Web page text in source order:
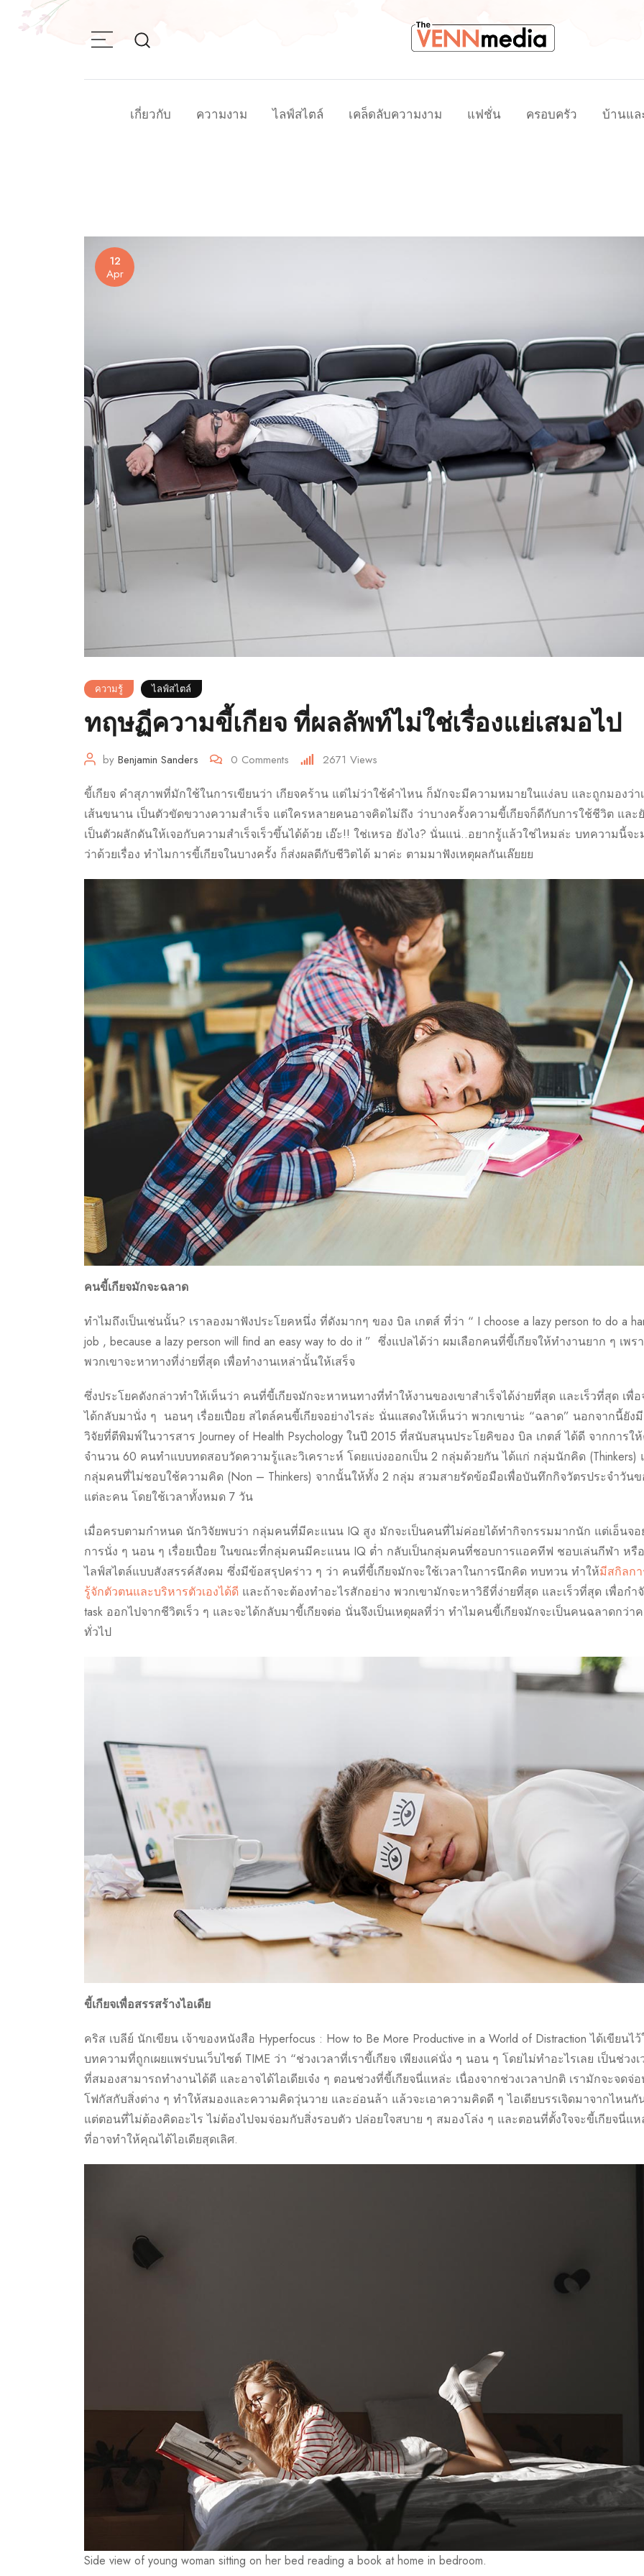
เกี่ยวกับ ความงาม ไลฟ์สไตล์ เคล็ดลับความงาม แฟชั่น ครอบครัว บ้านแล
12
Apr
ความรู้ ไลฟ์สไตล์
ทฤษฏีความขี้เกียจ ที่ผลลัพท์ไม่ใช่เรื่องแย่เสมอไป
by Benjamin Sanders 0 Comments 2671 Views
ขี้เกียจ คำสุภาพที่มักใช้ในการเขียนว่า เกียจคร้าน แต่ไม่ว่าใช้คำไหน ก็มักจะมีความหมายในแง่ลบ และถูกมองว่า
เส้นขนาน เป็นตัวขัดขวางความสำเร็จ แต่ใครหลายคนอาจคิดไม่ถึง ว่าบางครั้งความขี้เกียจก็ดีกับการใช้ชีวิต และ
เป็นตัวผลักดันให้เจอกับความสำเร็จเร็วขึ้นได้ด้วย เอ๊ะ!! ใช่เหรอ ยังไง? นั่นแน่..อยากรู้แล้วใช่ไหมล่ะ บทความนี้จะ
ว่าด้วยเรื่อง ทำไมการขี้เกียจในบางครั้ง ก็ส่งผลดีกับชีวิตได้ มาค่ะ ตามมาฟังเหตุผลกันเล๊ยยย
คนขี้เกียจมักจะฉลาด
ทำไมถึงเป็นเช่นนั้น? เราลองมาฟังประโยคหนึ่ง ที่ดังมากๆ ของ บิล เกตส์ ที่ว่า “ I choose a lazy person to do a
job , because a lazy person will find an easy way to do it ” ซึ่งแปลได้ว่า ผมเลือกคนที่ขี้เกียจให้ทำงานยาก ๆ เพร
พวกเขาจะหาทางที่ง่ายที่สุด เพื่อทำงานเหล่านั้นให้เสร็จ
ซึ่งประโยคดังกล่าวทำให้เห็นว่า คนที่ขี้เกียจมักจะหาหนทางที่ทำให้งานของเขาสำเร็จได้ง่ายที่สุด และเร็วที่สุด เพื่อ
ได้กลับมานั่ง ๆ นอนๆ เรื่อยเปื่อย สไตล์คนขี้เกียจอย่างไรล่ะ นั่นแสดงให้เห็นว่า พวกเขาน่ะ “ฉลาด” นอกจากนี้ยัง
วิจัยที่ตีพิมพ์ในวารสาร Journey of Health Psychology ในปี 2015 ที่สนับสนุนประโยคิของ บิล เกตส์ ได้ดี จากการใ
จำนวน 60 คนทำแบบทดสอบวัดความรู้และวิเคราะห์ โดยแบ่งออกเป็น 2 กลุ่มด้วยกัน ได้แก่ กลุ่มนักคิด (Thinkers)
กลุ่มคนที่ไม่ชอบใช้ความคิด (Non – Thinkers) จากนั้นให้ทั้ง 2 กลุ่ม สวมสายรัดข้อมือเพื่อบันทึกกิจวัตรประจำวันข
แต่ละคน โดยใช้เวลาทั้งหมด 7 วัน
เมื่อครบตามกำหนด นักวิจัยพบว่า กลุ่มคนที่มีคะแนน IQ สูง มักจะเป็นคนที่ไม่ค่อยได้ทำกิจกรรมมากนัก แต่เอ็นจอ
การนั่ง ๆ นอน ๆ เรื่อยเปื่อย ในขณะที่กลุ่มคนมีคะแนน IQ ต่ำ กลับเป็นกลุ่มคนที่ชอบการแอคทีฟ ชอบเล่นกีฬา หรือ
ไลฟ์สไตล์แบบสังสรรค์สังคม ซึ่งมีข้อสรุปคร่าว ๆ ว่า คนที่ขี้เกียจมักจะใช้เวลาในการนึกคิด ทบทวน ทำให้มีสกิลก
รู้จักตัวตนและบริหารตัวเองได้ดี และถ้าจะต้องทำอะไรสักอย่าง พวกเขามักจะหาวิธีที่ง่ายที่สุด และเร็วที่สุด เพื่อกำ
task ออกไปจากชีวิตเร็ว ๆ และจะได้กลับมาขี้เกียจต่อ นั่นจึงเป็นเหตุผลที่ว่า ทำไมคนขี้เกียจมักจะเป็นคนฉลาดกว่า
ทั่วไป
ขี้เกียจเพื่อสรรสร้างไอเดีย
คริส เบลีย์ นักเขียน เจ้าของหนังสือ Hyperfocus : How to Be More Productive in a World of Distraction ได้เขียนไ
บทความที่ถูกเผยแพร่บนเว็บไซต์ TIME ว่า “ช่วงเวลาที่เราขี้เกียจ เพียงแค่นั่ง ๆ นอน ๆ โดยไม่ทำอะไรเลย เป็นช่วงเ
ที่สมองสามารถทำงานได้ดี และอาจได้ไอเดียเจ๋ง ๆ ตอนช่วงที่ขี้เกียจนี่แหล่ะ เนื่องจากช่วงเวลาปกติ เรามักจะจดจ่
โฟกัสกับสิ่งต่าง ๆ ทำให้สมองและความคิดวุ่นวาย และอ่อนล้า แล้วจะเอาความคิดดี ๆ ไอเดียบรรเจิดมาจากไหนกั
แต่ตอนที่ไม่ต้องคิดอะไร ไม่ต้องไปจมจ่อมกับสิ่งรอบตัว ปล่อยใจสบาย ๆ สมองโล่ง ๆ และตอนที่ตั้งใจจะขี้เกียจนี่แห
ที่อาจทำให้คุณได้ไอเดียสุดเลิศ.
Side view of young woman sitting on her bed reading a book at home in bedroom.